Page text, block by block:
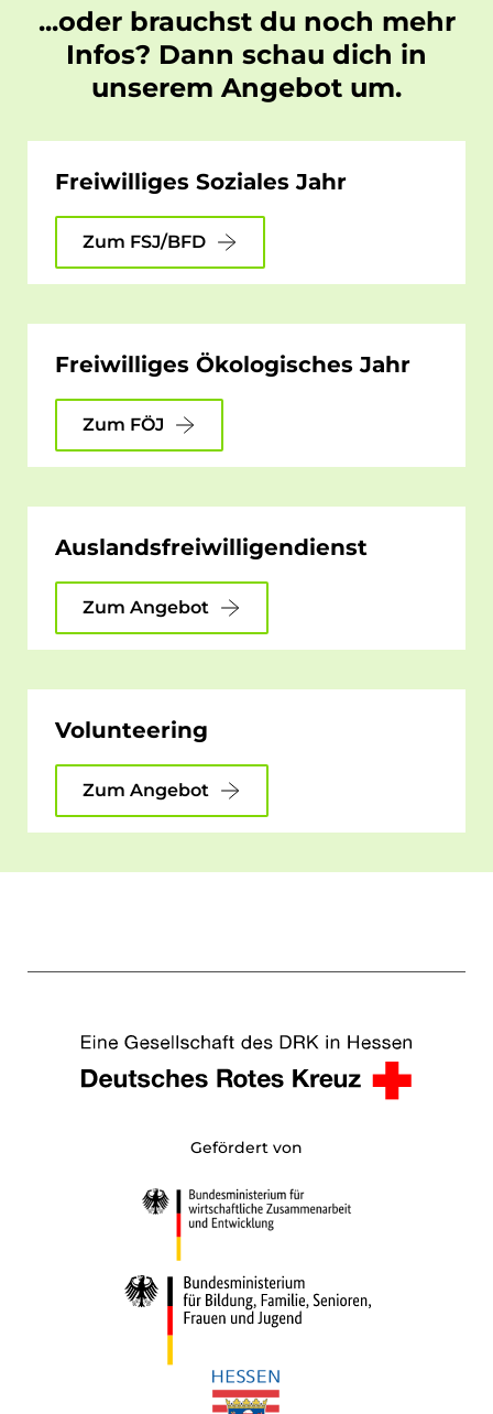
...oder brauchst du noch mehr
Infos? Dann schau dich in
unserem Angebot um.
Freiwilliges Soziales Jahr
Zum FSJ/BFD
Freiwilliges Ökologisches Jahr
Zum FÖJ
Auslandsfreiwilligendienst
Zum Angebot
Volunteering
Zum Angebot
Gefördert von